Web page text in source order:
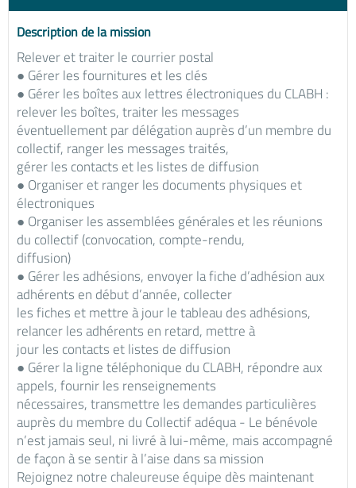
Description de la mission
Relever et traiter le courrier postal
● Gérer les fournitures et les clés
● Gérer les boîtes aux lettres électroniques du CLABH :
relever les boîtes, traiter les messages
éventuellement par délégation auprès d’un membre du
collectif, ranger les messages traités,
gérer les contacts et les listes de diffusion
● Organiser et ranger les documents physiques et
électroniques
● Organiser les assemblées générales et les réunions
du collectif (convocation, compte-rendu,
diffusion)
● Gérer les adhésions, envoyer la fiche d’adhésion aux
adhérents en début d’année, collecter
les fiches et mettre à jour le tableau des adhésions,
relancer les adhérents en retard, mettre à
jour les contacts et listes de diffusion
● Gérer la ligne téléphonique du CLABH, répondre aux
appels, fournir les renseignements
nécessaires, transmettre les demandes particulières
auprès du membre du Collectif adéqua - Le bénévole
n’est jamais seul, ni livré à lui-même, mais accompagné
de façon à se sentir à l’aise dans sa mission
Rejoignez notre chaleureuse équipe dès maintenant